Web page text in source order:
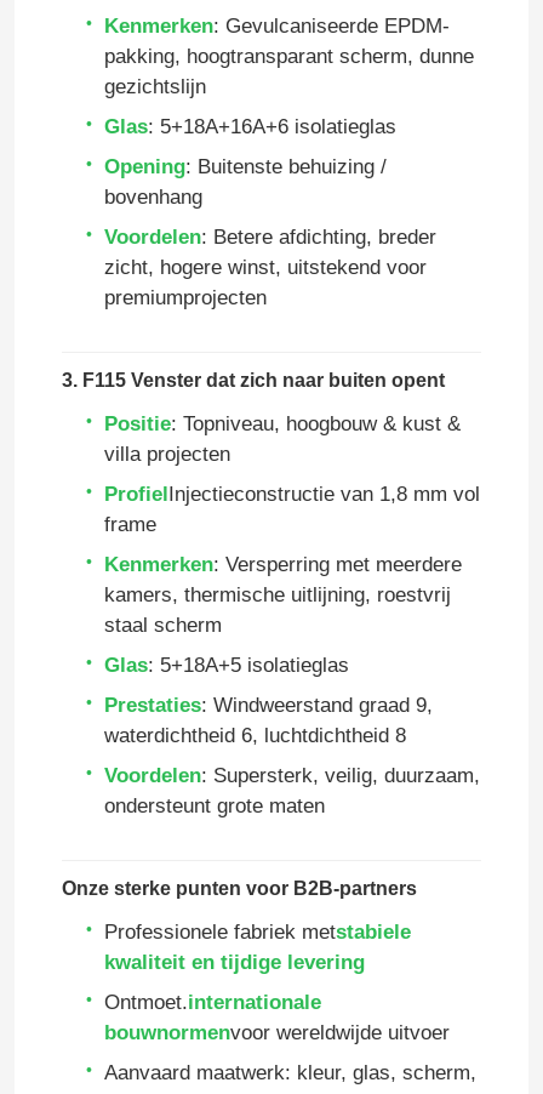
Producten
Video's
Kenmerken: Gevulcaniseerde EPDM-
pakking, hoogtransparant scherm, dunne
gezichtslijn
Glas: 5+18A+16A+6 isolatieglas
Opening: Buitenste behuizing /
bovenhang
Voordelen: Betere afdichting, breder
zicht, hogere winst, uitstekend voor
premiumprojecten
3. F115 Venster dat zich naar buiten opent
Positie: Topniveau, hoogbouw & kust &
villa projecten
ProfielInjectieconstructie van 1,8 mm vol
frame
Kenmerken: Versperring met meerdere
kamers, thermische uitlijning, roestvrij
staal scherm
Glas: 5+18A+5 isolatieglas
Prestaties: Windweerstand graad 9,
waterdichtheid 6, luchtdichtheid 8
Voordelen: Supersterk, veilig, duurzaam,
ondersteunt grote maten
Onze sterke punten voor B2B-partners
Professionele fabriek metstabiele
kwaliteit en tijdige levering
Ontmoet.internationale
bouwnormenvoor wereldwijde uitvoer
Aanvaard maatwerk: kleur, glas, scherm,